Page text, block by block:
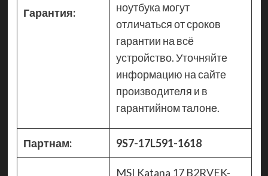
Гарантия:
ноутбука могут
отличаться от сроков
гарантии на всё
устройство. Уточняйте
информацию на сайте
производителя и в
гарантийном талоне.
Партнам: 9S7-17L591-1618
MSI Katana 17 B2RVEK-